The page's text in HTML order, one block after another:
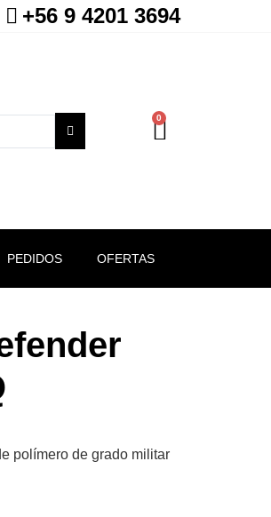
+56 9 4201 3694
0
PEDIDOS OFERTAS
polímero de grado militar